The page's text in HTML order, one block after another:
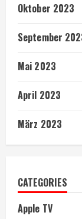
Oktober 2023
September
Mai 2023
April 2023
März 2023
CATEGORIES
Apple TV